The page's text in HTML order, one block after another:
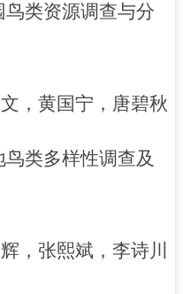
类资源调查与分
，黄国宁，唐碧秋
类多样性调查及
，张熙斌，李诗川